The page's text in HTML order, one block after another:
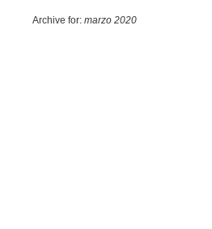
Archive for: marzo 2020